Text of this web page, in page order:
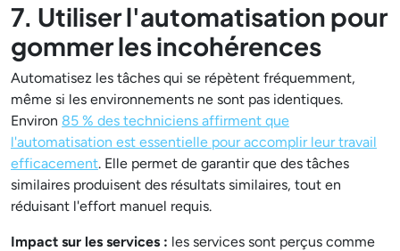
7. Utiliser l'automatisation pour
gommer les incohérences
Automatisez les tâches qui se répètent fréquemment,
même si les environnements ne sont pas identiques.
Environ 85 % des techniciens affirment que
l'automatisation est essentielle pour accomplir leur travail
efficacement. Elle permet de garantir que des tâches
similaires produisent des résultats similaires, tout en
réduisant l'effort manuel requis.
Impact sur les services : les services sont perçus comme